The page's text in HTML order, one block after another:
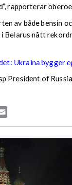
rapporterar
av både bensin
Belarus nått
Ukraina bygger
President of